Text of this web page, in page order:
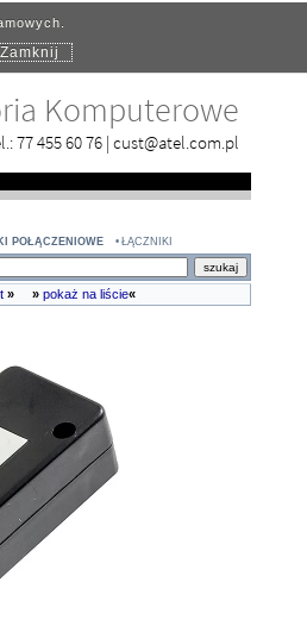
Komputerowe
77 455 60 76 | cust@atel.com.pl
POŁĄCZENIOWE ŁĄCZNIKI
» » pokaż na liście«